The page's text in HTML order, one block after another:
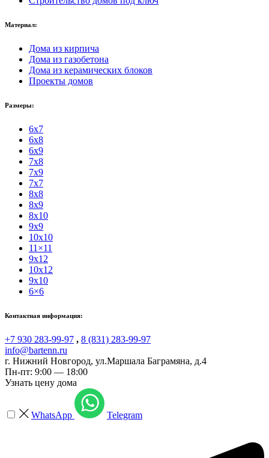
Материал:
Дома из кирпича
Дома из газобетона
Дома из керамических блоков
Проекты домов
Размеры:
6x7
6x8
6x9
7x8
7x9
7x7
8x8
8x9
8x10
9x9
10x10
11×11
9x12
10x12
9x10
6×6
Контактная информация:
+7 930 283-99-97 , 8 (831) 283-99-97
info@bartenn.ru
г. Нижний Новгород, ул.Маршала Баграмяна, д.4
Пн-пт: 9:00 — 18:00
Узнать цену дома
WhatsApp Telegram